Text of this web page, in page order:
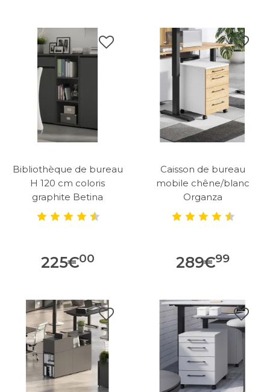
Bibliothèque de bureau
H 120 cm coloris
graphite Betina
225€00
Caisson de bureau
mobile chêne/blanc
Organza
289€99